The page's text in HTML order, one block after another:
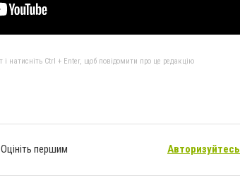
натисніть Ctrl + Enter, щоб повідомити про це редакцію
Оцініть першим Авторизуйтесь